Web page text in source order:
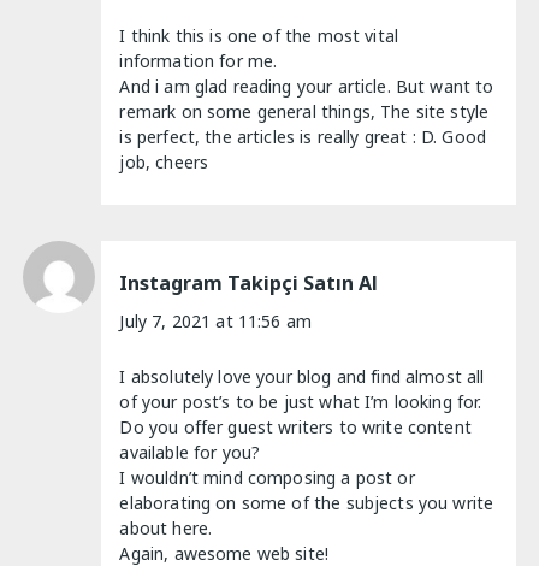
I think this is one of the most vital
information for me.
And i am glad reading your article. But want to
remark on some general things, The site style
is perfect, the articles is really great : D. Good
job, cheers
Instagram Takipçi Satın Al
July 7, 2021 at 11:56 am
I absolutely love your blog and find almost all
of your post’s to be just what I’m looking for.
Do you offer guest writers to write content
available for you?
I wouldn’t mind composing a post or
elaborating on some of the subjects you write
about here.
Again, awesome web site!